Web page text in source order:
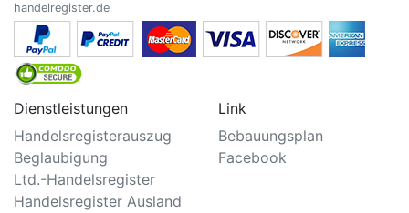
handelregister.de
Dienstleistungen
Handelsregisterauszug
Beglaubigung
Ltd.-Handelsregister
Handelsregister Ausland
Link
Bebauungsplan
Facebook